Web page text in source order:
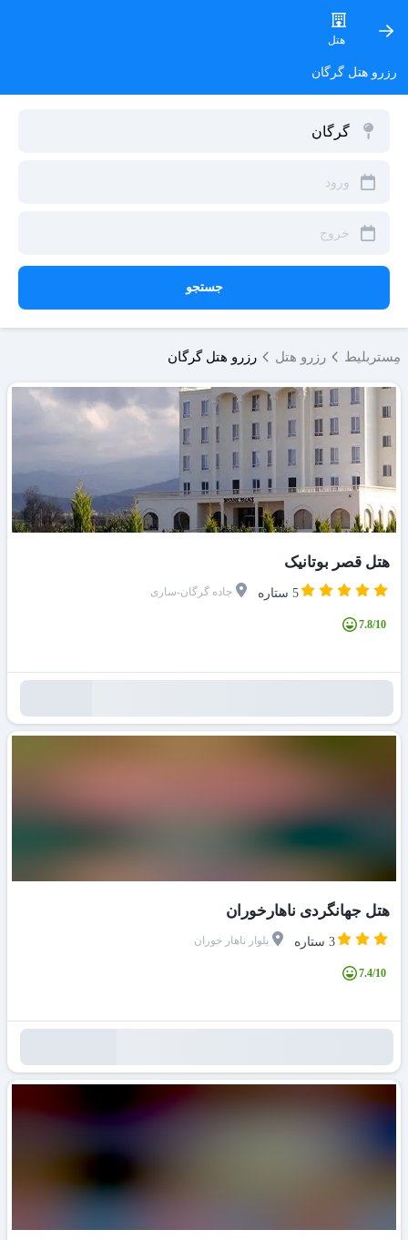
هتل
رزرو هتل گرگان
جستجو
مِستربلیط رزرو هتل رزرو هتل گرگان
هتل قصر بوتانیک
5 ستاره جاده گرگان-ساری
7.8/10
هتل جهانگردی ناهارخوران
3 ستاره بلوار ناهار خوران
7.4/10